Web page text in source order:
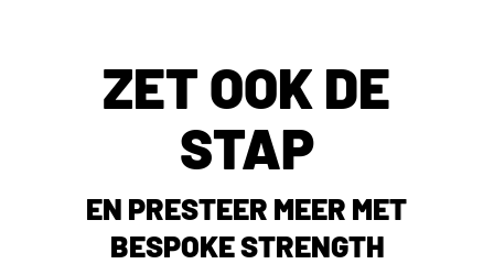
ZET OOK DE
STAP
EN PRESTEER MEER MET
BESPOKE STRENGTH